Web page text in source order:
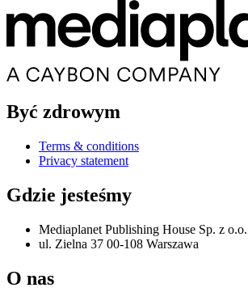
Być zdrowym
Terms & conditions
Privacy statement
Gdzie jesteśmy
Mediaplanet Publishing House Sp. z o.o.
ul. Zielna 37 00-108 Warszawa
O nas